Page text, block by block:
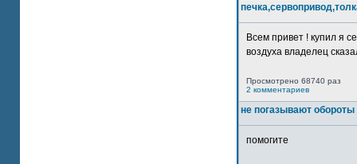
Всем привет ! купил я
воздуха владелец
Просмотрено 68740 раз
2 комментариев
не погазывают обороты
помогите